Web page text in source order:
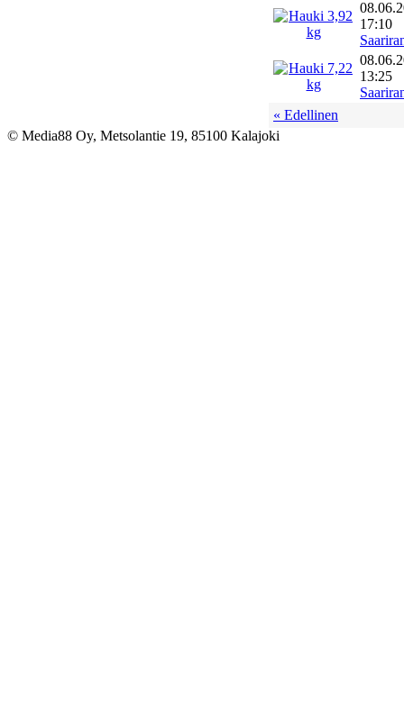
17:10
13:25
« Edellinen
© Media88 Oy, Metsolantie 19, 85100 Kalajoki